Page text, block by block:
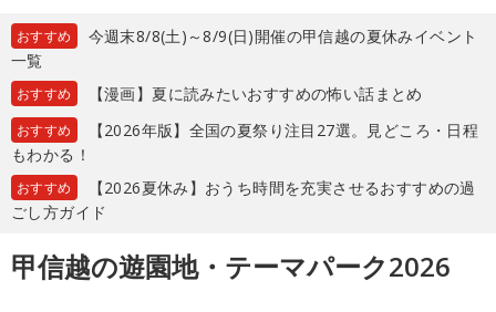
おすすめ
今週末8/8(土)～8/9(日)開催の甲信越の夏休みイベント
一覧
おすすめ 【漫画】夏に読みたいおすすめの怖い話まとめ
おすすめ
【2026年版】全国の夏祭り注目27選。見どころ・日程
もわかる！
おすすめ
【2026夏休み】おうち時間を充実させるおすすめの過
ごし方ガイド
甲信越の遊園地・テーマパーク2026